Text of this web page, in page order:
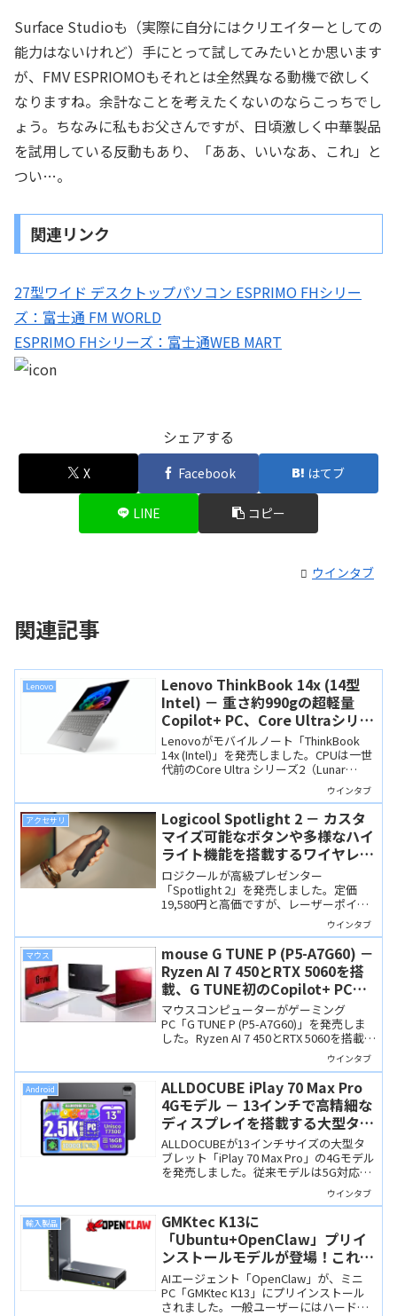
Surface Studioも（実際に自分にはクリエイターとしての
能力はないけれど）手にとって試してみたいとか思います
が、FMV ESPRIOMOもそれとは全然異なる動機で欲しく
なりますね。余計なことを考えたくないのならこっちでし
ょう。ちなみに私もお父さんですが、日頃激しく中華製品
を試用している反動もあり、「ああ、いいなあ、これ」と
つい…。
関連リンク
27型ワイド デスクトップパソコン ESPRIMO FHシリー
ズ：富士通 FM WORLD
ESPRIMO FHシリーズ：富士通WEB MART
シェアする
X Facebook はてブ
LINE コピー
ウインタブ
関連記事
Lenovo
Lenovo ThinkBook 14x (14型
Intel) － 重さ約990gの超軽量
Copilot+ PC、Core Ultraシリー
ズ2搭載でお買い得感もあり
Lenovoがモバイルノート「ThinkBook
14x (Intel)」を発売しました。CPUは一世
代前のCore Ultra シリーズ2（Lunar
Lake）ですが性能は高く、Copilot+ PCの
要件を満たしています。1キロを切る超軽
量ながらSSDの増設に対応するなど、機
能性にも優れた製品です。
ウインタブ
アクセサリ
Logicool Spotlight 2 － カスタ
マイズ可能なボタンや多様なハイ
ライト機能を搭載するワイヤレス
プレゼンター
ロジクールが高級プレゼンター
「Spotlight 2」を発売しました。定価
19,580円と高価ですが、レーザーポイン
ターに加え、触覚フィードバックやLogi
Options+によるカスタマイズ、デジタル
ハイライトなどビジネスで役立つ優れた
機能を多数搭載しています。
ウインタブ
マウス
mouse G TUNE P (P5-A7G60) －
Ryzen AI 7 450とRTX 5060を搭
載、G TUNE初のCopilot+ PCは
ホワイトやレッドも選べます
マウスコンピューターがゲーミング
PC「G TUNE P (P5-A7G60)」を発売しま
した。Ryzen AI 7 450とRTX 5060を搭載
し、ブランド初のCopilot+ PCです。マウ
スコンピューターはサポートが充実して
いて、保証も3年と長いので安心。
ウインタブ
Android
ALLDOCUBE iPlay 70 Max Pro
4Gモデル － 13インチで高精細な
ディスプレイを搭載する大型タブ
レット、4月30日からセール予定
ALLDOCUBEが13インチサイズの大型タ
ブレット「iPlay 70 Max Pro」の4Gモデル
を発売しました。従来モデルは5G対応し
ていましたが、5G非対応とすることによ
り価格を低く抑えています。また、OSも
Android 16ベースとなりました。
ウインタブ
輸入製品
GMKtec K13に
「Ubuntu+OpenClaw」プリイ
ンストールモデルが登場！これは
「ガチ勢仕様」
AIエージェント「OpenClaw」が、ミニ
PC「GMKtec K13」にプリインストール
されました。一般ユーザーにはハードル